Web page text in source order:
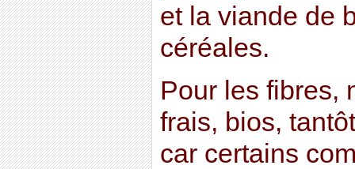
et la viande de
céréales.
Pour les fibres,
frais, bios,
car certains